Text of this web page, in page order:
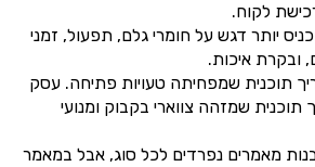
לקוח.
יותר דגש על חומרי גלם, תפעול, זמני
ובקרת איכות.
תוכנית שמפחיתה טעויות פתיחה. עסק
תוכנית שמזהה צווארי בקבוק ומנועי
מאמרים נפרדים לכל סוג, אבל במאמר